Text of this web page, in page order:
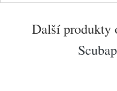
Další produkty